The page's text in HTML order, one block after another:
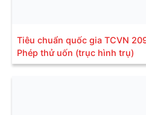
Tiêu chuẩn quốc gia TCVN
Phép thử uốn (trục hình trụ)